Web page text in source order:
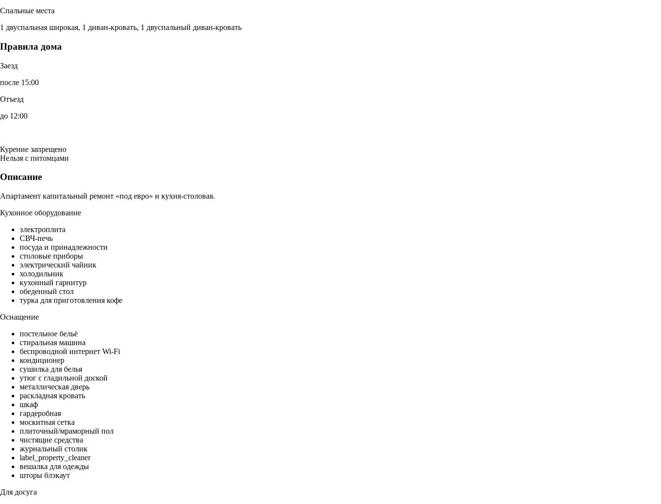
Спальные места
1 двуспальная широкая, 1 диван-кровать, 1 двуспальный диван-кровать
Правила дома
Заезд
после 15:00
Отъезд
до 12:00
Курение запрещено
Нельзя с питомцами
Описание
Апартамент капитальный ремонт «под евро» и кухня-столовая.
Кухонное оборудование
электроплита
СВЧ-печь
посуда и принадлежности
столовые приборы
электрический чайник
холодильник
кухонный гарнитур
обеденный стол
турка для приготовления кофе
Оснащение
постельное бельё
стиральная машина
беспроводной интернет Wi-Fi
кондиционер
сушилка для белья
утюг с гладильной доской
металлическая дверь
раскладная кровать
шкаф
гардеробная
москитная сетка
плиточный/мраморный пол
чистящие средства
журнальный столик
label_property_cleaner
вешалка для одежды
шторы блэкаут
Для досуга